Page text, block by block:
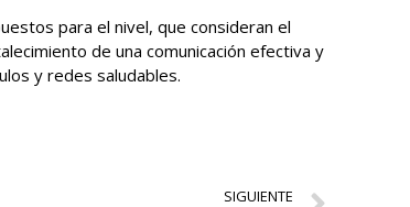
para el nivel, que consideran el
de una comunicación efectiva y
y redes saludables.
SIGUIENTE